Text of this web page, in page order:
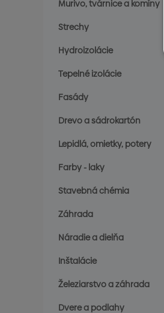
Murivo, tvárnice a komíny
Strechy
Hydroizolácie
Tepelné izolácie
Fasády
Drevo a sádrokartón
Lepidlá, omietky, potery
Farby - laky
Stavebná chémia
Záhrada
Náradie a dielňa
Inštalácie
Železiarstvo a záhrada
Dvere a podlahy